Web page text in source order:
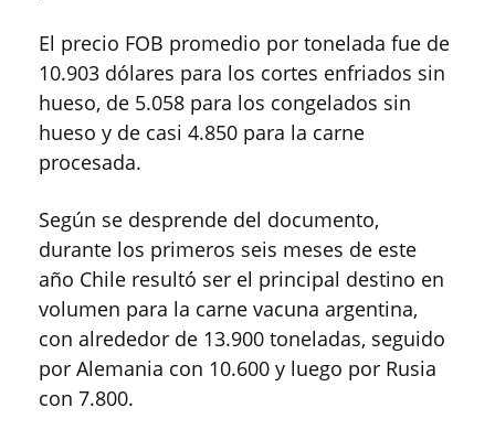
El precio FOB promedio por tonelada fue de
10.903 dólares para los cortes enfriados sin
hueso, de 5.058 para los congelados sin
hueso y de casi 4.850 para la carne
procesada.
Según se desprende del documento,
durante los primeros seis meses de este
año Chile resultó ser el principal destino en
volumen para la carne vacuna argentina,
con alrededor de 13.900 toneladas, seguido
por Alemania con 10.600 y luego por Rusia
con 7.800.